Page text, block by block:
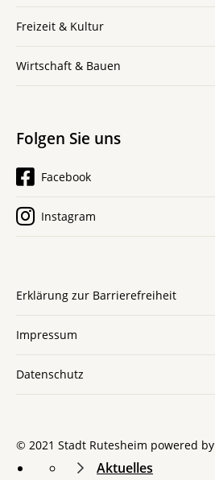
Freizeit & Kultur
Wirtschaft & Bauen
Folgen Sie uns
Facebook
Instagram
Erklärung zur Barrierefreiheit
Impressum
Datenschutz
© 2021 Stadt Rutesheim powered by
Aktuelles